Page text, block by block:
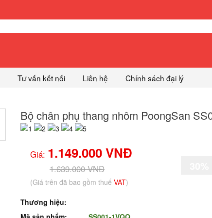
Tư vấn kết nối Liên hệ Chính sách đại lý
Bộ chân phụ thang nhôm PoongSan
Giá: 1.149.000 VNĐ
1.639.000 VNĐ
(Giá trên đã bao gồm thuế VAT)
Thương hiệu: